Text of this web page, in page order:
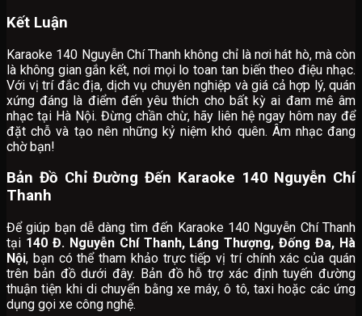
Kết Luận
Karaoke 140 Nguyễn Chí Thanh không chỉ là nơi hát hò, mà còn
là không gian gắn kết, nơi mọi lo toan tan biến theo điệu nhạc.
Với vị trí đắc địa, dịch vụ chuyên nghiệp và giá cả hợp lý, quán
xứng đáng là điểm đến yêu thích cho bất kỳ ai đam mê âm
nhạc tại Hà Nội. Đừng chần chừ, hãy liên hệ ngay hôm nay để
đặt chỗ và tạo nên những kỷ niệm khó quên. Âm nhạc đang
chờ bạn!
Bản Đồ Chỉ Đường Đến Karaoke 140 Nguyễn Chí
Thanh
Để giúp bạn dễ dàng tìm đến Karaoke 140 Nguyễn Chí Thanh
tại 140 Đ. Nguyễn Chí Thanh, Láng Thượng, Đống Đa, Hà
Nội, bạn có thể tham khảo trực tiếp vị trí chính xác của quán
trên bản đồ dưới đây. Bản đồ hỗ trợ xác định tuyến đường
thuận tiện khi di chuyển bằng xe máy, ô tô, taxi hoặc các ứng
dụng gọi xe công nghệ.